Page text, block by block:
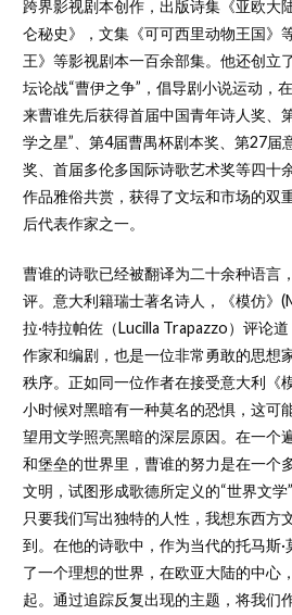
跨界影视剧本创作，出版诗集《亚欧大
仑秘史》，文集《可可西里动物王国》
王》等影视剧本一百余部集。他还创立
坛论战“曹伊之争”，倡导剧小说运动，
来曹谁先后获得首届中国青年诗人奖、
学之星”、第4届曹禺杯剧本奖、第27届
奖、首届多伦多国际诗歌艺术奖等四十
作品雅俗共赏，获得了文坛和市场的双
后代表作家之一。
曹谁的诗歌已经被翻译为二十余种语言
评。意大利籍瑞士著名诗人，《模仿》
拉·特拉帕佐（Lucilla Trapazzo）评论道
作家和编剧，也是一位非常勇敢的思想
秩序。正如同一位作者在接受意大利《
小时候对黑暗有一种莫名的恐惧，这可
望用文学照亮黑暗的深层原因。在一个
和堡垒的世界里，曹谁的努力是在一个
文明，试图形成歌德所定义的“世界文学
只要我们写出独特的人性，我想东西方
到。在他的诗歌中，作为当代的托马斯
了一个理想的世界，在欧亚大陆的中心
起。通过追踪反复出现的主题，将我们